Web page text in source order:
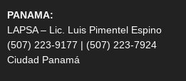
PANAMA:
LAPSA – Lic. Luis Pimentel Espino
(507) 223-9177 | (507) 223-7924
Ciudad Panamá